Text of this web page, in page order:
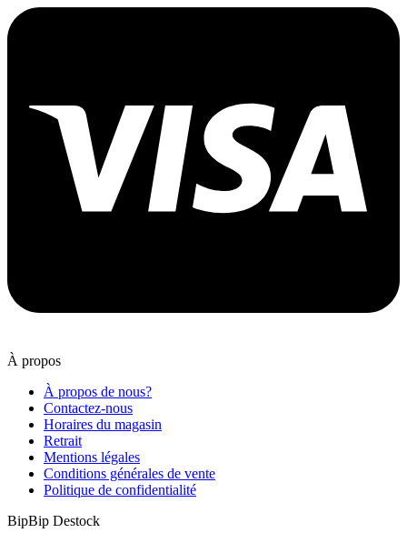
À propos
À propos de nous?
Contactez-nous
Horaires du magasin
Retrait
Mentions légales
Conditions générales de vente
Politique de confidentialité
BipBip Destock